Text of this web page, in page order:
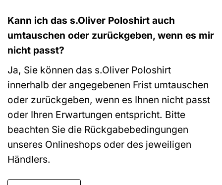
Kann ich das s.Oliver Poloshirt auch
umtauschen oder zurückgeben, wenn es mir
nicht passt?
Ja, Sie können das s.Oliver Poloshirt
innerhalb der angegebenen Frist umtauschen
oder zurückgeben, wenn es Ihnen nicht passt
oder Ihren Erwartungen entspricht. Bitte
beachten Sie die Rückgabebedingungen
unseres Onlineshops oder des jeweiligen
Händlers.